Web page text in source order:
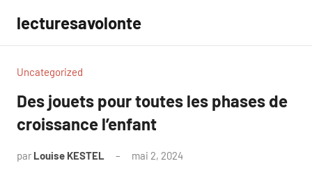
contenu
lecturesavolonte
Uncategorized
Des jouets pour toutes les phases de
croissance l’enfant
par Louise KESTEL mai 2, 2024